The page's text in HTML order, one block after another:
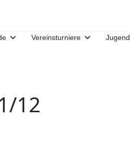
Vereinsturniere Jugend
12